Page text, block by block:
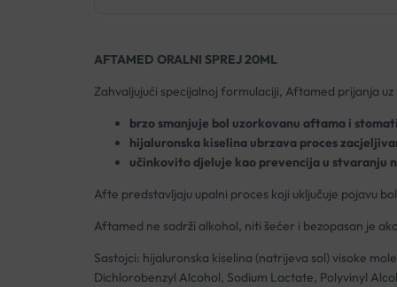
AFTAMED ORALNI SPREJ 20ML
Zahvaljujući specijalnoj formulaciji, Aftamed prijanja
brzo smanjuje bol uzorkovanu aftama i
hijaluronska kiselina ubrzava proces
učinkovito djeluje kao prevencija u stvaranju
Afte predstavljaju upalni proces koji uključuje pojavu
Aftamed ne sadrži alkohol, niti šećer i bezopasan je
Sastojci: hijaluronska kiselina (natrijeva sol) visoke
Dichlorobenzyl Alcohol, Sodium Lactate, Polyvinyl